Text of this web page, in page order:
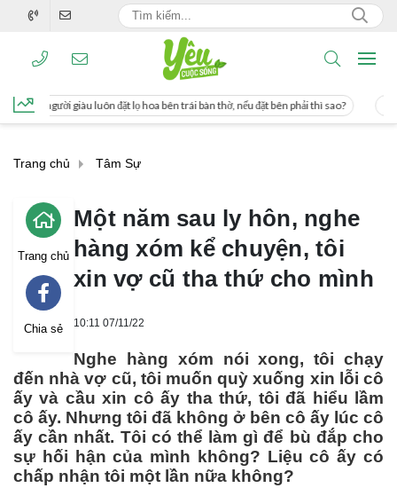
lọ hoa bên trái bàn thờ, nếu đặt bên phải thì sao? Cách uống nước mía
Trang chủ Tâm Sự
Trang chủ
Chia sẻ
Một năm sau ly hôn, nghe
hàng xóm kể chuyện, tôi
xin vợ cũ tha thứ cho mình
10:11 07/11/22
Nghe hàng xóm nói xong, tôi chạy
đến nhà vợ cũ, tôi muốn quỳ xuống xin lỗi cô
ấy và cầu xin cô ấy tha thứ, tôi đã hiểu lầm
cô ấy. Nhưng tôi đã không ở bên cô ấy lúc cô
ấy cần nhất. Tôi có thể làm gì để bù đắp cho
sự hối hận của mình không? Liệu cô ấy có
chấp nhận tôi một lần nữa không?